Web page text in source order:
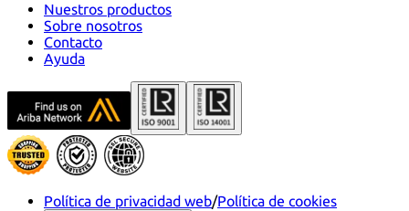
Nuestros productos
Sobre nosotros
Contacto
Ayuda
Política de privacidad web/Política de cookies